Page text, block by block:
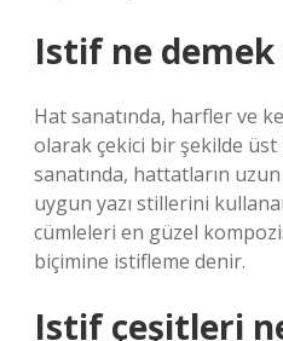
Istif ne demek
Hat sanatında, harfler ve
olarak çekici bir şekilde
sanatında, hattatların
uygun yazı stillerini
cümleleri en güzel
biçimine istifleme denir.
Istif çeşitleri